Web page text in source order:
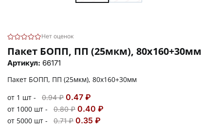
Нет оценок
Пакет БОПП, ПП (25мкм), 80х160+30мм
Артикул: 66171
Пакет БОПП, ПП (25мкм), 80х160+30мм
от 1 шт -
0.94 ₽ 0.47 ₽
от 1000 шт - 0.80 ₽ 0.40 ₽
от 5000 шт - 0.71 ₽ 0.35 ₽